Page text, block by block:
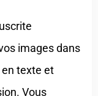
images dans
texte et
Vous